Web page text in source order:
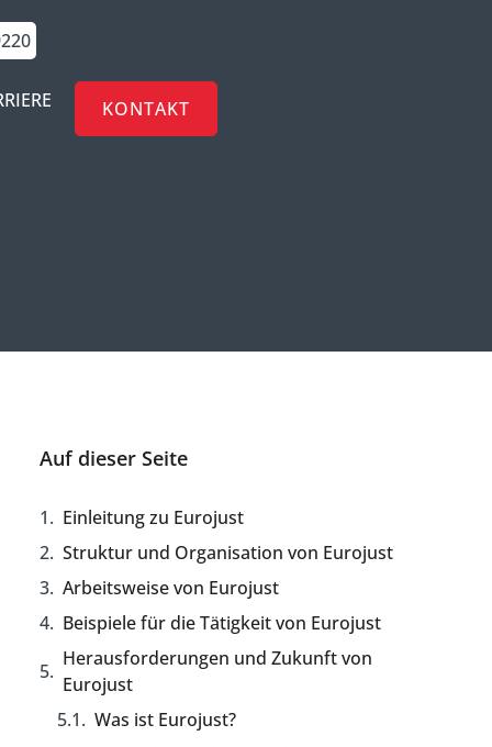
KONTAKT
Auf dieser Seite
Einleitung zu Eurojust
Struktur und Organisation von Eurojust
Arbeitsweise von Eurojust
Beispiele für die Tätigkeit von Eurojust
Herausforderungen und Zukunft von
Eurojust
Was ist Eurojust?